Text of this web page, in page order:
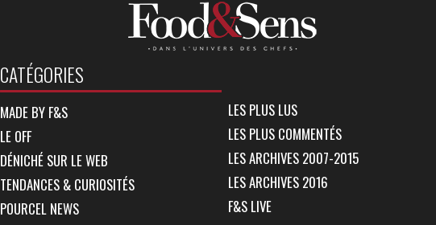
CATÉGORIES
MADE BY F&S
LE OFF
DÉNICHÉ SUR LE WEB
TENDANCES & CURIOSITÉS
POURCEL NEWS
LES PLUS LUS
LES PLUS COMMENTÉS
LES ARCHIVES 2007-2015
LES ARCHIVES 2016
F&S LIVE